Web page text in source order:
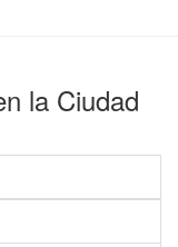
la Ciudad